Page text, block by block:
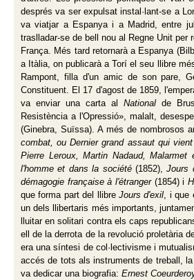
després va ser expulsat instal·lant-se a
va viatjar a Espanya i a Madrid, entre
traslladar-se de bell nou al Regne Unit
França. Més tard retornarà a Espanya
a Itàlia, on publicarà a Torí el seu llibre
Rampont, filla d'un amic de son pare,
Constituent. El 17 d'agost de 1859,
va enviar una carta alNational de
Resistència a l'Opressió», malalt,
(Ginebra, Suïssa). A més de nombrosos
combat, ou Dernier grand assaut qui
Pierre Leroux, Martin Nadaud, Malarmet
l'homme et dans la société(1852),Jours
démagogie française à l'étranger(1854) i
que forma part del llibreJours d'exil, i que
un dels llibertaris més importants,
lluitar en solitari contra els caps
ell de la derrota de la revolució proletària
era una síntesi de col·lectivisme i
accés de tots als instruments de treball,
va dedicar una biografia: Ernest